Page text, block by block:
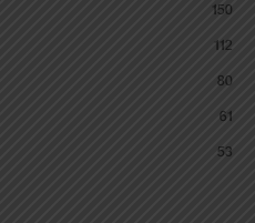
150
112
80
61
53